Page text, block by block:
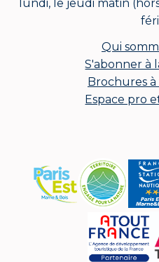
lundi, le jeudi matin
Qui
S'abonner à
Brochures
Espace pro